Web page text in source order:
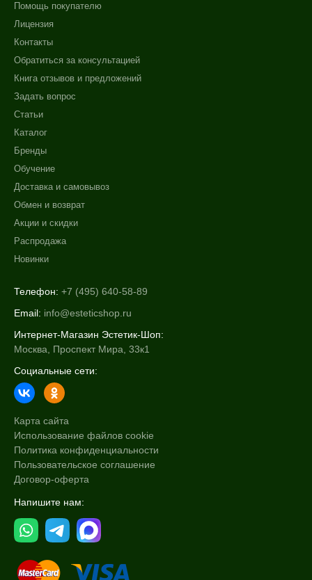
Помощь покупателю
Лицензия
Контакты
Обратиться за консультацией
Книга отзывов и предложений
Задать вопрос
Статьи
Каталог
Бренды
Обучение
Доставка и самовывоз
Обмен и возврат
Акции и скидки
Распродажа
Новинки
Телефон: +7 (495) 640-58-89
Email: info@esteticshop.ru
Интернет-Магазин Эстетик-Шоп:
Москва, Проспект Мира, 33к1
Социальные сети:
Карта сайта
Использование файлов cookie
Политика конфиденциальности
Пользовательское соглашение
Договор-оферта
Напишите нам: